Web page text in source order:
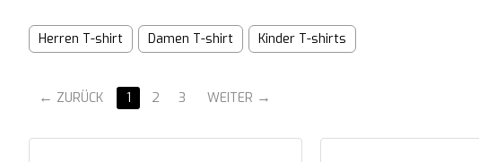
Herren T-shirt Damen T-shirt Kinder T-shirts
ZURÜCK 1 2 3 WEITER